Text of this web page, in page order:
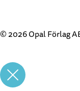
© 2026 Opal Förlag